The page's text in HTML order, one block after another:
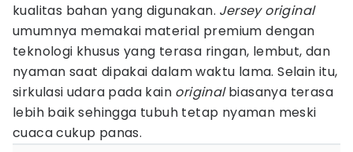
kualitas bahan yang digunakan. Jersey original
umumnya memakai material premium dengan
teknologi khusus yang terasa ringan, lembut, dan
nyaman saat dipakai dalam waktu lama. Selain itu,
sirkulasi udara pada kain originalbiasanya terasa
lebih baik sehingga tubuh tetap nyaman meski
cuaca cukup panas.